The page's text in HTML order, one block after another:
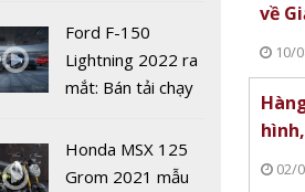
Hàng loạt
Macbook M1 tự
dưng vỡ màn hình,
Apple có đồng ý
19
Ford F-150
Lightning 2022 ra
mắt: Bán tải chạy
chưa đến 40 nghìn
USD
Honda MSX 125
Grom 2021 mẫu
về
10/
02/